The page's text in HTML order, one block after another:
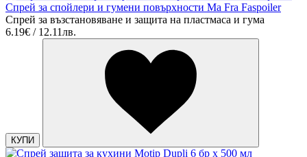
Спрей за спойлери и гумени повърхности Ma Fra Faspoiler
Спрей за възстановяване и защита на пластмаса и гума
6.19€ / 12.11лв.
КУПИ